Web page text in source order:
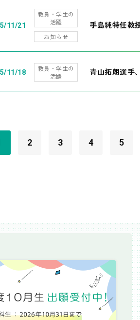
11/21
教員・学生の
活躍
お知らせ
手島純特任教
11/18
教員・学生の
活躍
青山拓朗選手
2 3 4 5